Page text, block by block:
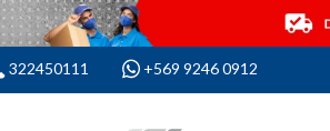
322450111 +569 9246 0912